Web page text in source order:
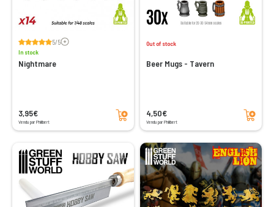
5/5Voir les avis
In stock
Nightmare
3,95€
Vendu par Philibert
Add to cart
Out of stock
Beer Mugs - Tavern
4,50€
Vendu par Philibert
Add to cart